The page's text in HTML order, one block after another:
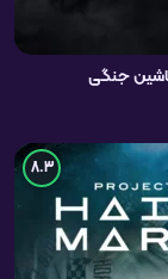
جنگی
8.3